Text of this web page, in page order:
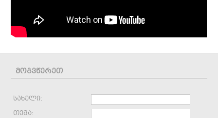
მოგვწერეთ
სახელი:
თემა: